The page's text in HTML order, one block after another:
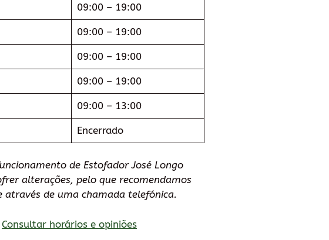
09:00 – 19:00
09:00 – 19:00
09:00 – 19:00
09:00 – 19:00
09:00 – 13:00
Encerrado
de Estofador José Longo
alterações, pelo que recomendamos
através de uma chamada telefónica.
Consultar horários e opiniões